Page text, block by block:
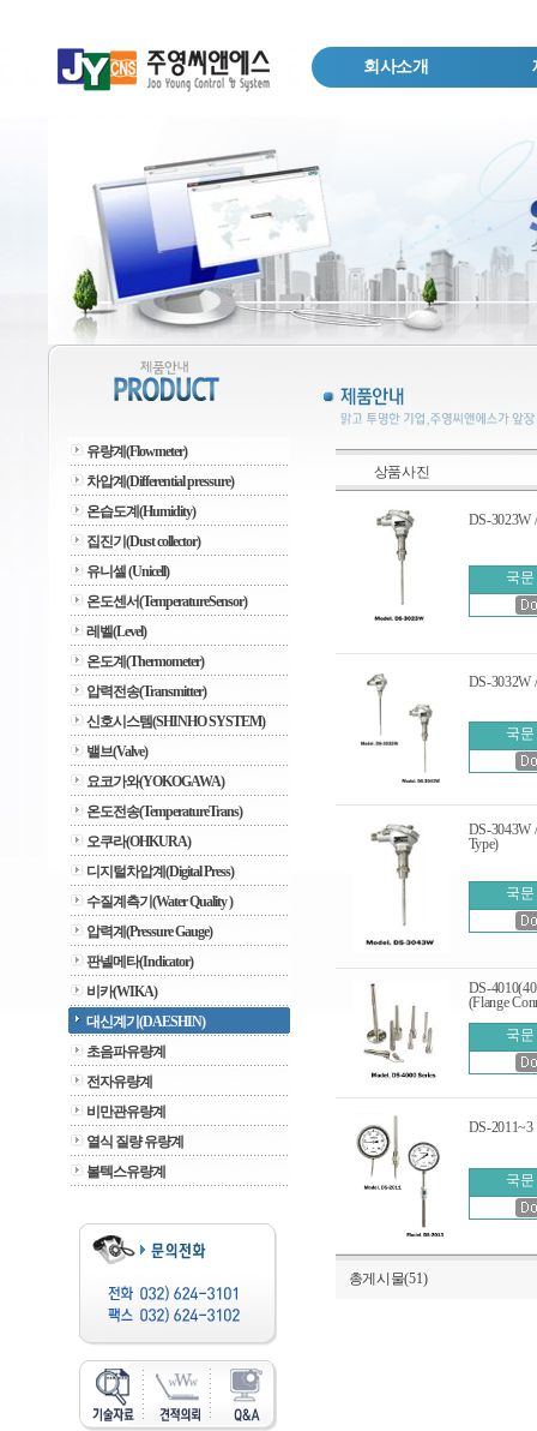
회사소개
유량계(Flowmeter)
차압계(Differential pressure)
온습도계(Humidity)
집진기(Dust collector)
유니셀 (Unicell)
온도센서(TemperatureSensor)
레벨(Level)
온도계(Thermometer)
압력전송(Transmitter)
신호시스템(SHINHO SYSTEM)
밸브(Valve)
요코가와(YOKOGAWA)
온도전송(TemperatureTrans)
오쿠라(OHKURA)
디지털차압계(Digital Press)
수질계측기(Water Quality )
압력계(Pressure Gauge)
판넬메타(Indicator)
비카(WIKA)
대신계기(DAESHIN)
초음파유량계
전자유량계
비만관유량계
열식 질량 유량계
볼텍스유량계
상품사진
DS-3023W
국
DS-3032W /
국
DS-3043W /
Type)
국
DS-
(Flange
국
DS-2011~3
국
총게시물(51)